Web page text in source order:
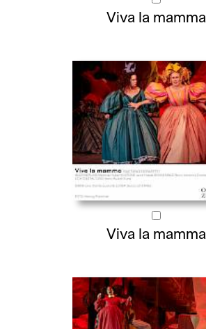
Viva la mamma
Viva la mamma